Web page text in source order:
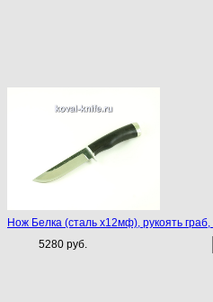
Нож Белка (сталь х12мф), рукоять граб,
5280 руб.